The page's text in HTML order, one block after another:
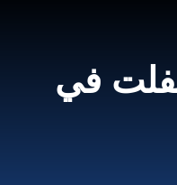
مقاول اسفلت في